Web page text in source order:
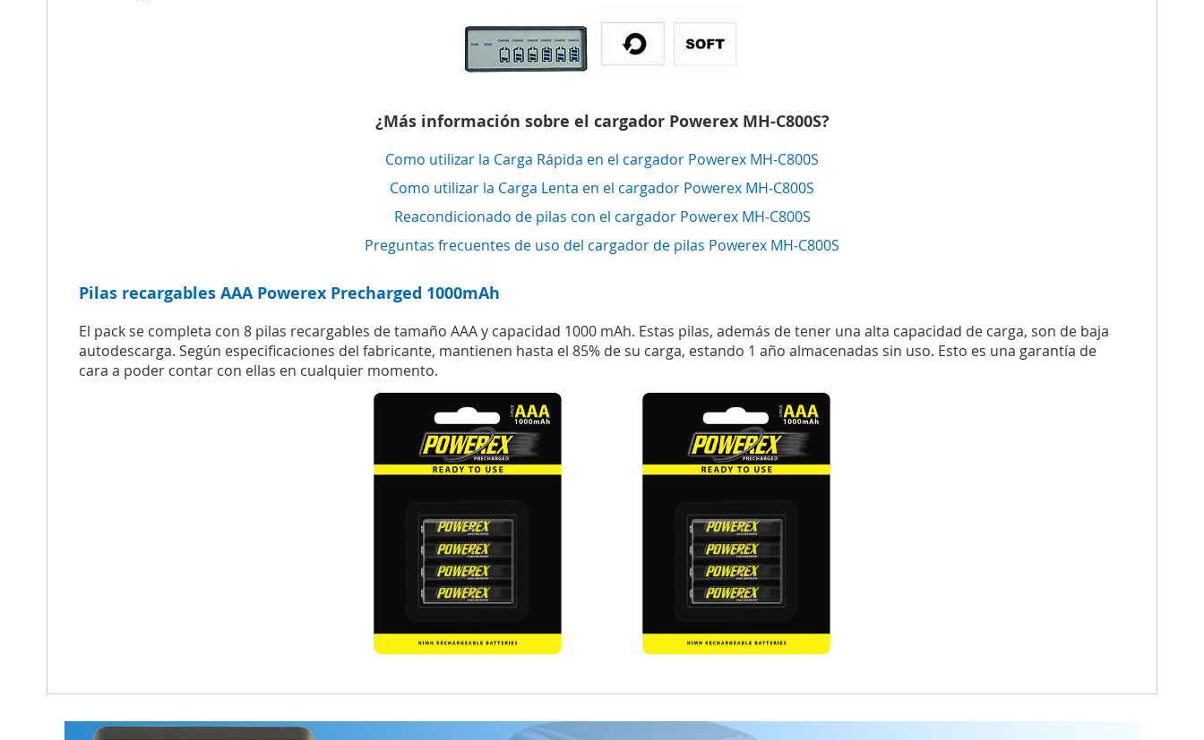
¿Más información sobre el cargador Powerex MH-C800S?
Como utilizar la Carga Rápida en el cargador Powerex MH-C800S
Como utilizar la Carga Lenta en el cargador Powerex MH-C800S
Reacondicionado de pilas con el cargador Powerex MH-C800S
Preguntas frecuentes de uso del cargador de pilas Powerex MH-C800S
Pilas recargables AAA Powerex Precharged 1000mAh
El pack se completa con 8 pilas recargables de tamaño AAA y capacidad 1000 mAh. Estas pilas, además de tener una alta capacidad de carga, son de baja
autodescarga. Según especificaciones del fabricante, mantienen hasta el 85% de su carga, estando 1 año almacenadas sin uso. Esto es una garantía de
cara a poder contar con ellas en cualquier momento.